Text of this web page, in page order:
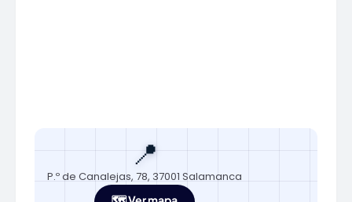
📍
P.º de Canalejas, 78, 37001 Salamanca